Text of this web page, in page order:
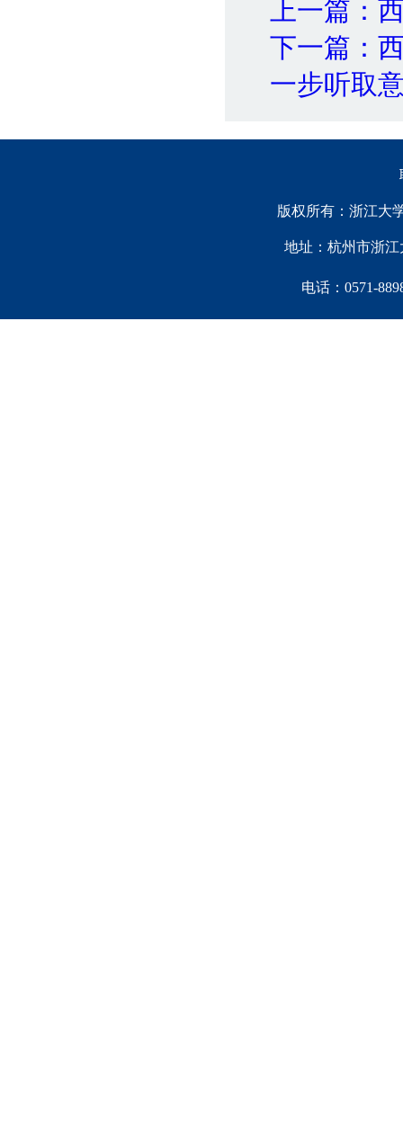
上一篇：
下一篇：
一步听取
版权所有：浙江大
地址：杭州市浙江
电话：0571-